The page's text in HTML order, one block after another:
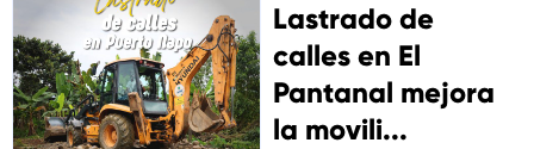
Lastrado de
calles en El
Pantanal mejora
la movili...